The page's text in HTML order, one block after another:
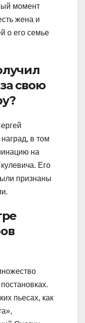
момент
жена и
о его семье
свою
в том
на
Его
признаны
пьесах, как